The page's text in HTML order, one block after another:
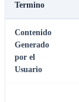
Termino
Contenido
Generado
por el
Usuario